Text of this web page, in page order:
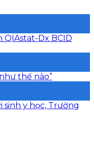
Dx BCID
thế nào”
y học, Trường